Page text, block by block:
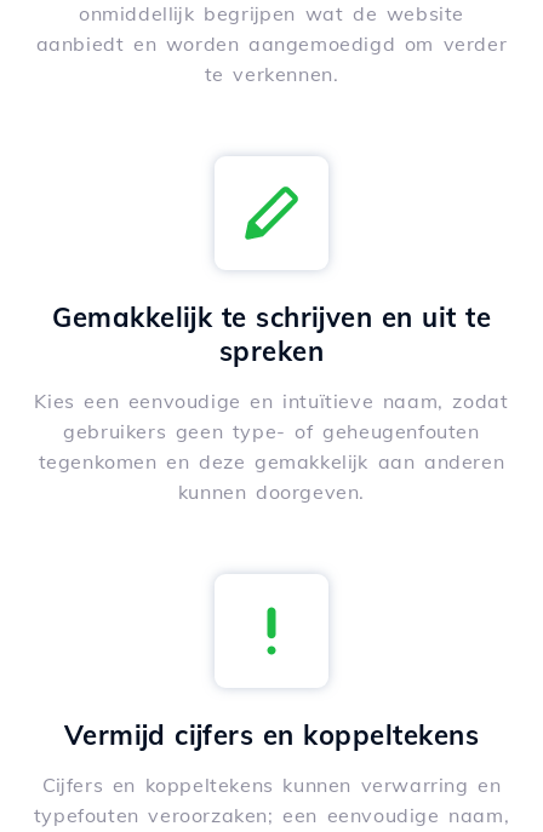
onmiddellijk begrijpen wat de website
aanbiedt en worden aangemoedigd om verder
te verkennen.
Gemakkelijk te schrijven en uit te
spreken
Kies een eenvoudige en intuïtieve naam, zodat
gebruikers geen type- of geheugenfouten
tegenkomen en deze gemakkelijk aan anderen
kunnen doorgeven.
Vermijd cijfers en koppeltekens
Cijfers en koppeltekens kunnen verwarring en
typefouten veroorzaken; een eenvoudige naam,